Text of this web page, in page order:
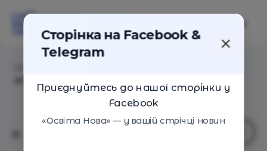
Сторінка на Facebook &
Telegram
Приєднуйтесь до нашої сторінки у
Facebook
«Освіта Нова» — у вашій стрічці новин